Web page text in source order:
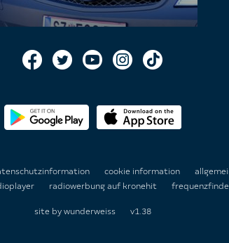
cookie information
radiowerbung auf kronehit
site by wunderweiss v1.38